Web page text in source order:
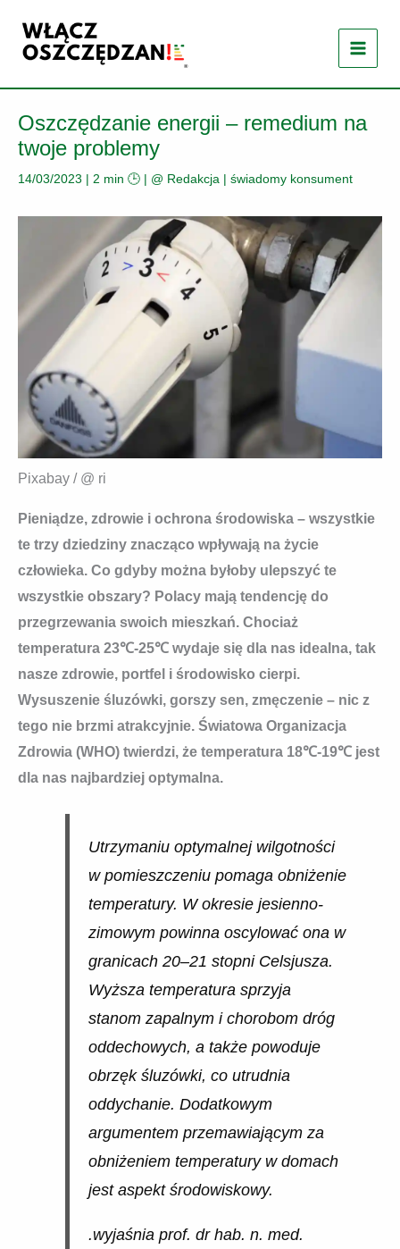
treści
Oszczędzanie energii – remedium na
twoje problemy
14/03/2023 | 2 min 🕒 | @ Redakcja | świadomy konsument
Pixabay / @ ri
Pieniądze, zdrowie i ochrona środowiska – wszystkie
te trzy dziedziny znacząco wpływają na życie
człowieka. Co gdyby można byłoby ulepszyć te
wszystkie obszary? Polacy mają tendencję do
przegrzewania swoich mieszkań. Chociaż
temperatura 23℃-25℃ wydaje się dla nas idealna, tak
nasze zdrowie, portfel i środowisko cierpi.
Wysuszenie śluzówki, gorszy sen, zmęczenie – nic z
tego nie brzmi atrakcyjnie. Światowa Organizacja
Zdrowia (WHO) twierdzi, że temperatura 18℃-19℃ jest
dla nas najbardziej optymalna.
Utrzymaniu optymalnej wilgotności
w pomieszczeniu pomaga obniżenie
temperatury. W okresie jesienno-
zimowym powinna oscylować ona w
granicach 20–21 stopni Celsjusza.
Wyższa temperatura sprzyja
stanom zapalnym i chorobom dróg
oddechowych, a także powoduje
obrzęk śluzówki, co utrudnia
oddychanie. Dodatkowym
argumentem przemawiającym za
obniżeniem temperatury w domach
jest aspekt środowiskowy.
.wyjaśnia prof. dr hab. n. med.